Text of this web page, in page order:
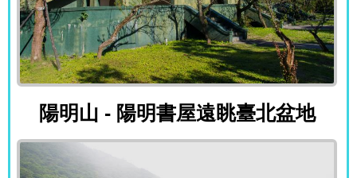
陽明山 - 陽明書屋遠眺臺北盆地
陽明山 - 陽明書屋遠眺臺北盆地